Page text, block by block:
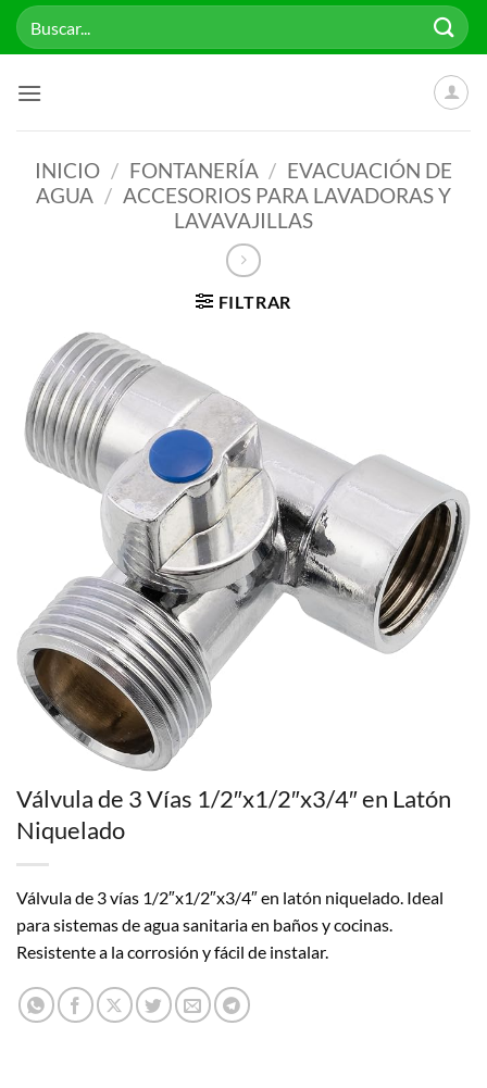
Saltar
Buscar
por:
INICIO / FONTANERÍA / EVACUACIÓN DE
AGUA / ACCESORIOS PARA LAVADORAS Y
LAVAVAJILLAS
FILTRAR
Válvula de 3 Vías 1/2″x1/2″x3/4″ en Latón
Niquelado
Válvula de 3 vías 1/2″x1/2″x3/4″ en latón niquelado. Ideal
para sistemas de agua sanitaria en baños y cocinas.
Resistente a la corrosión y fácil de instalar.